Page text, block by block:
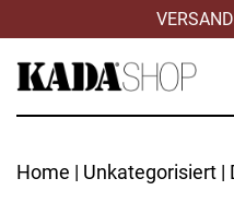
Home | Unkategorisiert |